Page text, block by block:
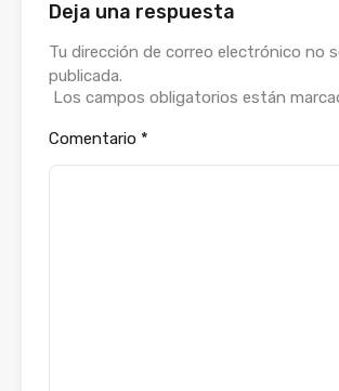
Deja una respuesta
Tu dirección de correo electrónico no
publicada.
Los campos obligatorios están
Comentario *